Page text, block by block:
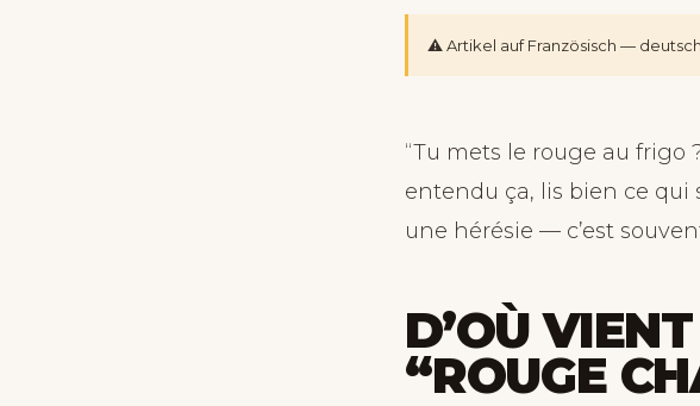
⚠️ Artikel auf Französisch —
“Tu mets le rouge au frigo
entendu ça, lis bien ce qui
une hérésie — c’est
D’OÙ
“ROUGE